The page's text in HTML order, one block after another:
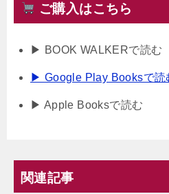
ご購入はこちら
▶ BOOK WALKERで読む
▶ Google Play Booksで読
▶ Apple Booksで読む
関連記事